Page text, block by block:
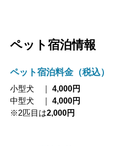
ペット宿泊情報
ペット宿泊料金（税込）
小型犬 ｜ 4,000円
中型犬 ｜ 4,000円
※2匹目は2,000円